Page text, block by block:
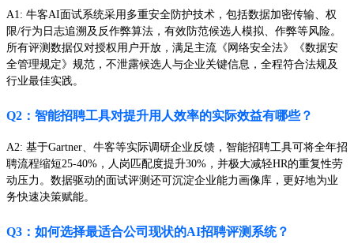
A1: 牛客AI面试系统采用多重安全防护技术，包括数据加密传输、权
限/行为日志追溯及反作弊算法，有效防范候选人模拟、作弊等风险。
所有评测数据仅对授权用户开放，满足主流《网络安全法》《数据安
全管理规定》规范，不泄露候选人与企业关键信息，全程符合法规及
行业最佳实践。
Q2：智能招聘工具对提升用人效率的实际效益有哪些？
A2: 基于Gartner、牛客等实际调研企业反馈，智能招聘工具可将全年招
聘流程缩短25-40%，人岗匹配度提升30%，并极大减轻HR的重复性劳
动压力。数据驱动的面试评测还可沉淀企业能力画像库，更好地为业
务快速决策赋能。
Q3：如何选择最适合公司现状的AI招聘评测系统？